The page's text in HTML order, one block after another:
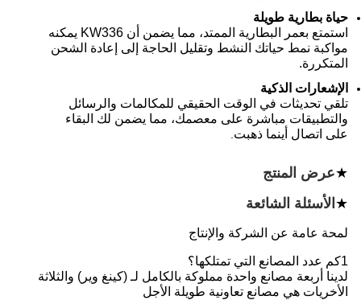
حياة بطارية طويلة
استمتع بعمر البطارية الممتد، مما يضمن أن KW336 يمكنه
مواكبة نمط حياتك النشط وتقليل الحاجة إلى إعادة الشحن
المتكررة.
الإشعارات الذكية
تلقي تحديثات في الوقت الحقيقي للمكالمات والرسائل
والتطبيقات مباشرة على معصمك، مما يضمن لك البقاء
على اتصال أينما ذهبت
★عرض المنتج
★ الأسئلة الشائعة
لمحة عامة عن الشركة والإنتاج
1كم عدد المصانع التي تمتلكها؟
لدينا أربعة مصانع واحدة مملوكة بالكامل لـ (كينغ وير) والثلاثة
الأخريات هي مصانع تعاونية طويلة الأجل